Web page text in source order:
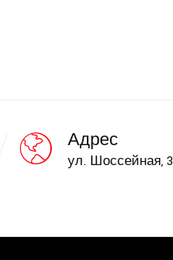
Адрес
ул. Шоссейная, 3